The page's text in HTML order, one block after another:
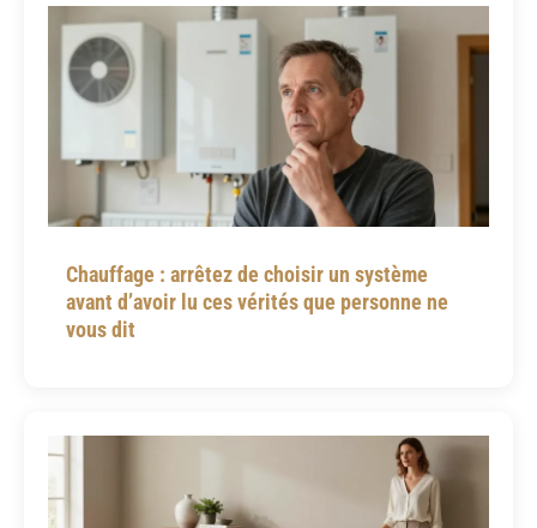
Chauffage : arrêtez de choisir un système
avant d’avoir lu ces vérités que personne ne
vous dit